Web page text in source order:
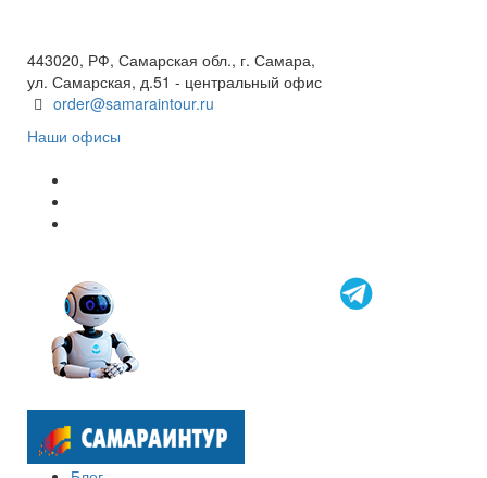
443020, РФ, Самарская обл., г. Самара,
ул. Самарская, д.51 - центральный офис
order@samaraintour.ru
Наши офисы